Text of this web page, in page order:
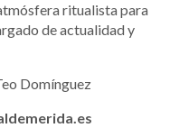
ritualista para
de actualidad y
Domínguez